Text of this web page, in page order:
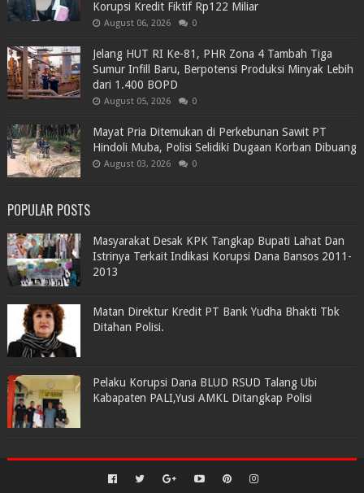
Korupsi Kredit Fiktif Rp122 Miliar
August 06, 2026 0
Jelang HUT RI Ke-81, PHR Zona 4 Tambah Tiga
Sumur Infill Baru, Berpotensi Produksi Minyak Lebih
dari 1.400 BOPD
August 05, 2026 0
Mayat Pria Ditemukan di Perkebunan Sawit PT
Hindoli Muba, Polisi Selidiki Dugaan Korban Dibuang
August 03, 2026 0
POPULAR POSTS
Masyarakat Desak KPK Tangkap Bupati Lahat Dan
Istrinya Terkait Indikasi Korupsi Dana Bansos 2011-
2013
Matan Direktur Kredit PT Bank Yudha Bhakti Tbk
Ditahan Polisi.
Pelaku Korupsi Dana BLUD RSUD Talang Ubi
Kabapaten PALI,Yusi AMKL Ditangkap Polisi